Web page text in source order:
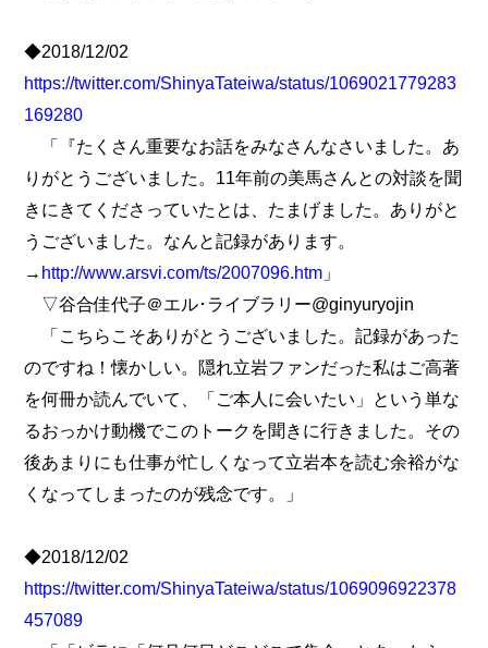
◆2018/12/02
https://twitter.com/ShinyaTateiwa/status/1069021779283
169280
「『たくさん重要なお話をみなさんなさいました。あ
りがとうございました。11年前の美馬さんとの対談を聞
きにきてくださっていたとは、たまげました。ありがと
うございました。なんと記録があります。
→ http://www.arsvi.com/ts/2007096.htm 」
▽谷合佳代子＠エル･ライブラリー@ginyuryojin
「こちらこそありがとうございました。記録があった
のですね！懐かしい。隠れ立岩ファンだった私はご高著
を何冊か読んでいて、「ご本人に会いたい」という単な
るおっかけ動機でこのトークを聞きに行きました。その
後あまりにも仕事が忙しくなって立岩本を読む余裕がな
くなってしまったのが残念です。」
◆2018/12/02
https://twitter.com/ShinyaTateiwa/status/1069096922378
457089